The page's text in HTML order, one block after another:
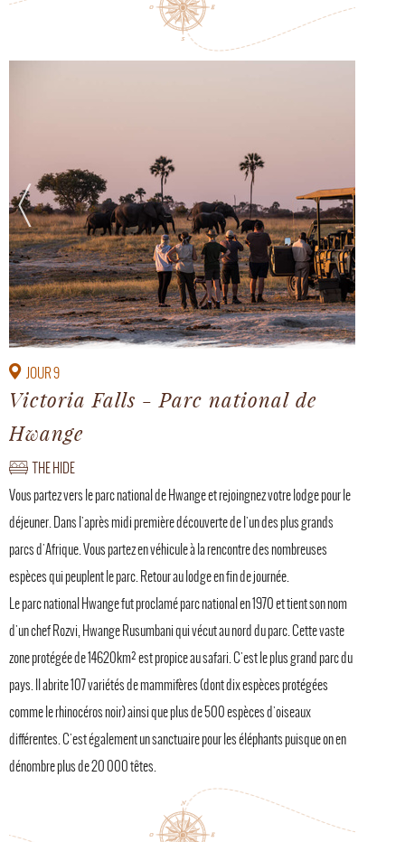
JOUR 9
Victoria Falls - Parc national de
Hwange
THE HIDE
Vous partez vers le parc national de Hwange et rejoingnez votre lodge pour le
déjeuner. Dans l'après midi première découverte de l'un des plus grands
parcs d'Afrique. Vous partez en véhicule à la rencontre des nombreuses
espèces qui peuplent le parc. Retour au lodge en fin de journée.
Le parc national Hwange fut proclamé parc national en 1970 et tient son nom
d'un chef Rozvi, Hwange Rusumbani qui vécut au nord du parc. Cette vaste
zone protégée de 14620km² est propice au safari. C'est le plus grand parc du
pays. Il abrite 107 variétés de mammifères (dont dix espèces protégées
comme le rhinocéros noir) ainsi que plus de 500 espèces d'oiseaux
différentes. C'est également un sanctuaire pour les éléphants puisque on en
dénombre plus de 20 000 têtes.